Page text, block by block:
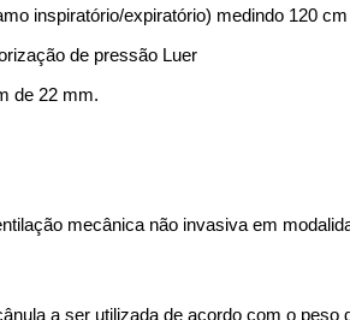
inspiratório/expiratório) medindo 120
de pressão Luer
de 22 mm.
mecânica não invasiva em
a ser utilizada de acordo com o peso